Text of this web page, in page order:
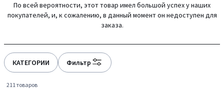
à
gauche
à
droite
По всей вероятности, этот товар имел большой успех у наших
покупателей, и, к сожалению, в данный момент он недоступен для
заказа.
КАТЕГОРИИ Фильтр
211 товаров